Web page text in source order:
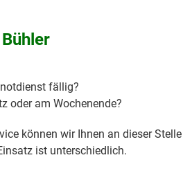
Bühler
fällig?
oder am Wochenende?
können wir Ihnen an dieser
ist unterschiedlich.